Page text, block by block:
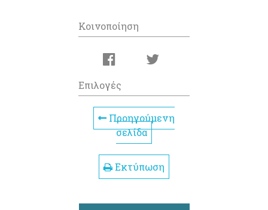
Κοινοποίηση
Επιλογές
Προηγούμενη
σελίδα
Εκτύπωση